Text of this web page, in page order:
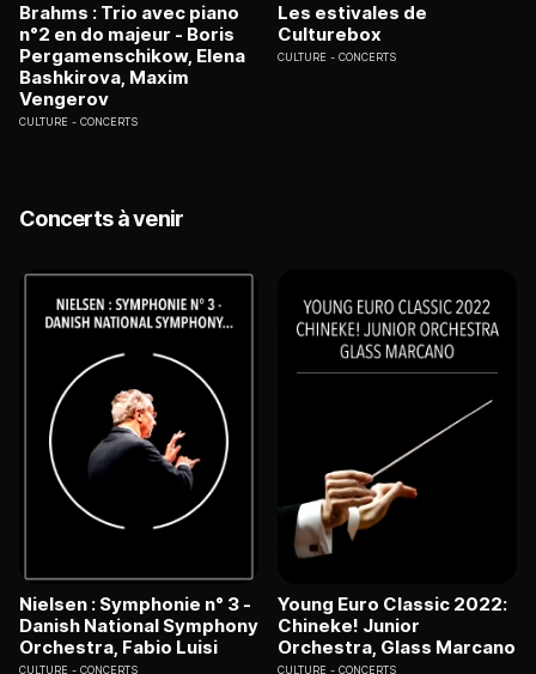
Brahms : Trio avec piano
n°2 en do majeur - Boris
Pergamenschikow, Elena
Bashkirova, Maxim
Vengerov
CULTURE CONCERTS
Les estivales de
Culturebox
CULTURE CONCERTS
Concerts à venir
Nielsen : Symphonie n° 3 -
Danish National Symphony
Orchestra, Fabio Luisi
CULTURE CONCERTS
Young Euro Classic 2022:
Chineke! Junior
Orchestra, Glass Marcano
CULTURE CONCERTS